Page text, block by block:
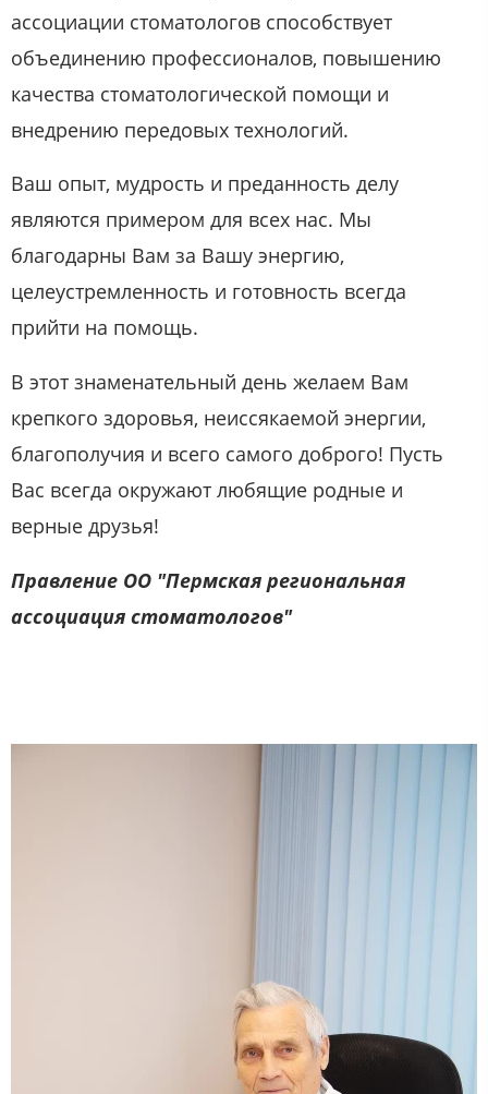
ассоциации стоматологов способствует
объединению профессионалов, повышению
качества стоматологической помощи и
внедрению передовых технологий.
Ваш опыт, мудрость и преданность делу
являются примером для всех нас. Мы
благодарны Вам за Вашу энергию,
целеустремленность и готовность всегда
прийти на помощь.
В этот знаменательный день желаем Вам
крепкого здоровья, неиссякаемой энергии,
благополучия и всего самого доброго! Пусть
Вас всегда окружают любящие родные и
верные друзья!
Правление ОО "Пермская региональная
ассоциация стоматологов"